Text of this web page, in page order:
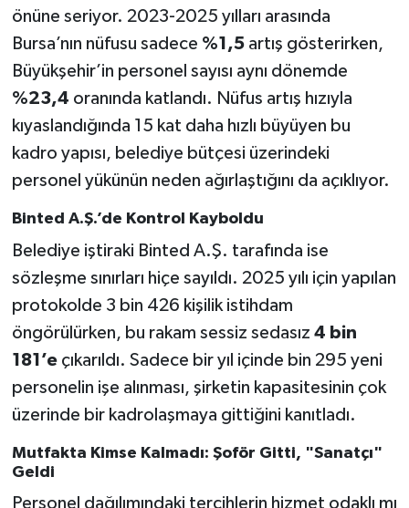
önüne seriyor. 2023-2025 yılları arasında
Bursa’nın nüfusu sadece %1,5artış gösterirken,
Büyükşehir’in personel sayısı aynı dönemde
%23,4 oranında katlandı. Nüfus artış hızıyla
kıyaslandığında 15 kat daha hızlı büyüyen bu
kadro yapısı, belediye bütçesi üzerindeki
personel yükünün neden ağırlaştığını da açıklıyor.
Binted A.Ş.’de Kontrol Kayboldu
Belediye iştiraki Binted A.Ş. tarafında ise
sözleşme sınırları hiçe sayıldı. 2025 yılı için yapılan
protokolde 3 bin 426 kişilik istihdam
öngörülürken, bu rakam sessiz sedasız 4 bin
181’eçıkarıldı. Sadece bir yıl içinde bin 295 yeni
personelin işe alınması, şirketin kapasitesinin çok
üzerinde bir kadrolaşmaya gittiğini kanıtladı.
Mutfakta Kimse Kalmadı: Şoför Gitti, "Sanatçı"
Geldi
Personel dağılımındaki tercihlerin hizmet odaklı mı